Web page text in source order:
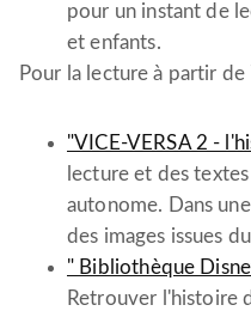
pour un instant de
et enfants.
Pour la lecture à partir de
"VICE-VERSA 2 -
lecture et des
autonome. Dans
des images issues
" Bibliothèque
Retrouver l'histoire